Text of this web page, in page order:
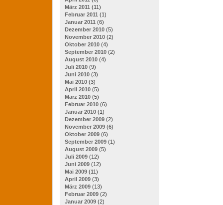
März 2011 (11)
Februar 2011 (1)
Januar 2011 (6)
Dezember 2010 (5)
November 2010 (2)
Oktober 2010 (4)
September 2010 (2)
August 2010 (4)
Juli 2010 (9)
Juni 2010 (3)
Mai 2010 (3)
April 2010 (5)
März 2010 (5)
Februar 2010 (6)
Januar 2010 (1)
Dezember 2009 (2)
November 2009 (6)
Oktober 2009 (6)
September 2009 (1)
August 2009 (5)
Juli 2009 (12)
Juni 2009 (12)
Mai 2009 (11)
April 2009 (3)
März 2009 (13)
Februar 2009 (2)
Januar 2009 (2)